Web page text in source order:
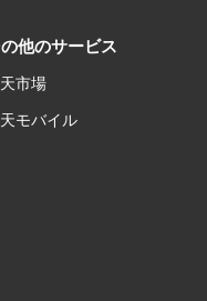
他のサービス
市場
モバイル